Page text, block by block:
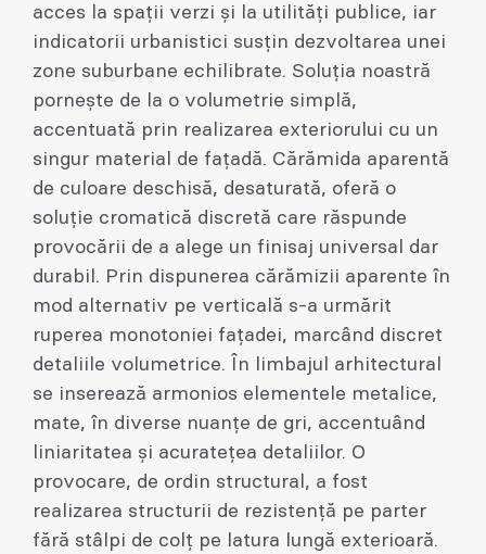
acces la spații verzi și la utilități publice, iar
indicatorii urbanistici susțin dezvoltarea unei
zone suburbane echilibrate. Soluția noastră
pornește de la o volumetrie simplă,
accentuată prin realizarea exteriorului cu un
singur material de fațadă. Cărămida aparentă
de culoare deschisă, desaturată, oferă o
soluție cromatică discretă care răspunde
provocării de a alege un finisaj universal dar
durabil. Prin dispunerea cărămizii aparente în
mod alternativ pe verticală s-a urmărit
ruperea monotoniei fațadei, marcând discret
detaliile volumetrice. În limbajul arhitectural
se inserează armonios elementele metalice,
mate, în diverse nuanțe de gri, accentuând
liniaritatea și acuratețea detaliilor. O
provocare, de ordin structural, a fost
realizarea structurii de rezistență pe parter
fără stâlpi de colț pe latura lungă exterioară.